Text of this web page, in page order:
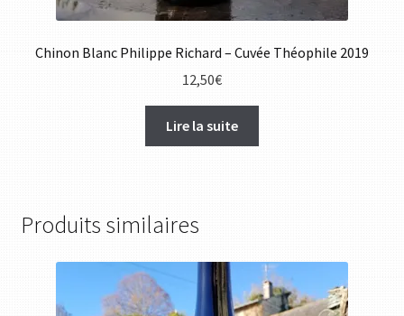
Chinon Blanc Philippe Richard – Cuvée Théophile 2019
12,50€
Lire la suite
Produits similaires